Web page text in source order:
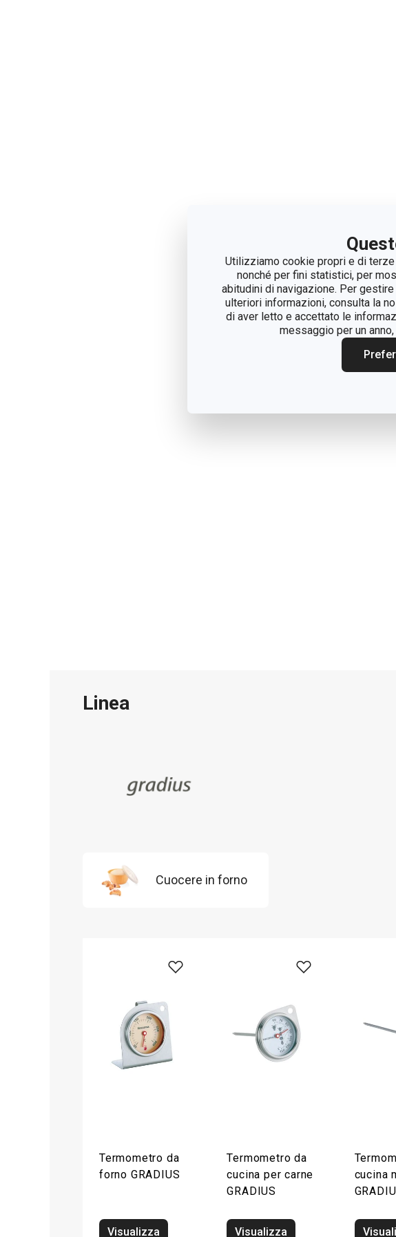
Utilizziamo cookie propri e di
nonché per fini statistici, per
abitudini di navigazione. Per
ulteriori informazioni, consulta la
di aver letto e accettato le
messaggio per un
Linea
Cuocere in forno
Termometro da
forno GRADIUS
Visualizza
Termometro da
cucina per carne
GRADIUS
Visualizza
cucina